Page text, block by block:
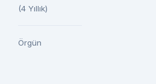
(4 Yıllık)
Örgün